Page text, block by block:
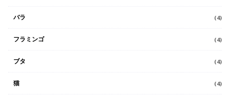
バラ (4)
フラミンゴ (4)
ブタ (4)
猫 (4)